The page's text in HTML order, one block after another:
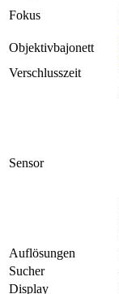
Fokus
Objektivbajonett
Verschlusszeit
Sensor
Auflösungen
Sucher
Display